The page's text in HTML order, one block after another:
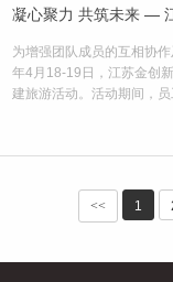
凝心聚力 共筑未来 —
为增强团队成员的互相协
年4月18-19日，江苏金创
建旅游活动。活动期间，
<< 1